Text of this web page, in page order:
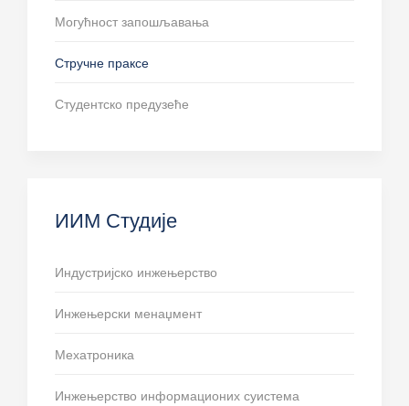
Могућност запошљавања
Стручне праксе
Студентско предузеће
ИИМ Студије
Индустријско инжењерство
Инжењерски менаџмент
Мехатроника
Инжењерство информационих суистема